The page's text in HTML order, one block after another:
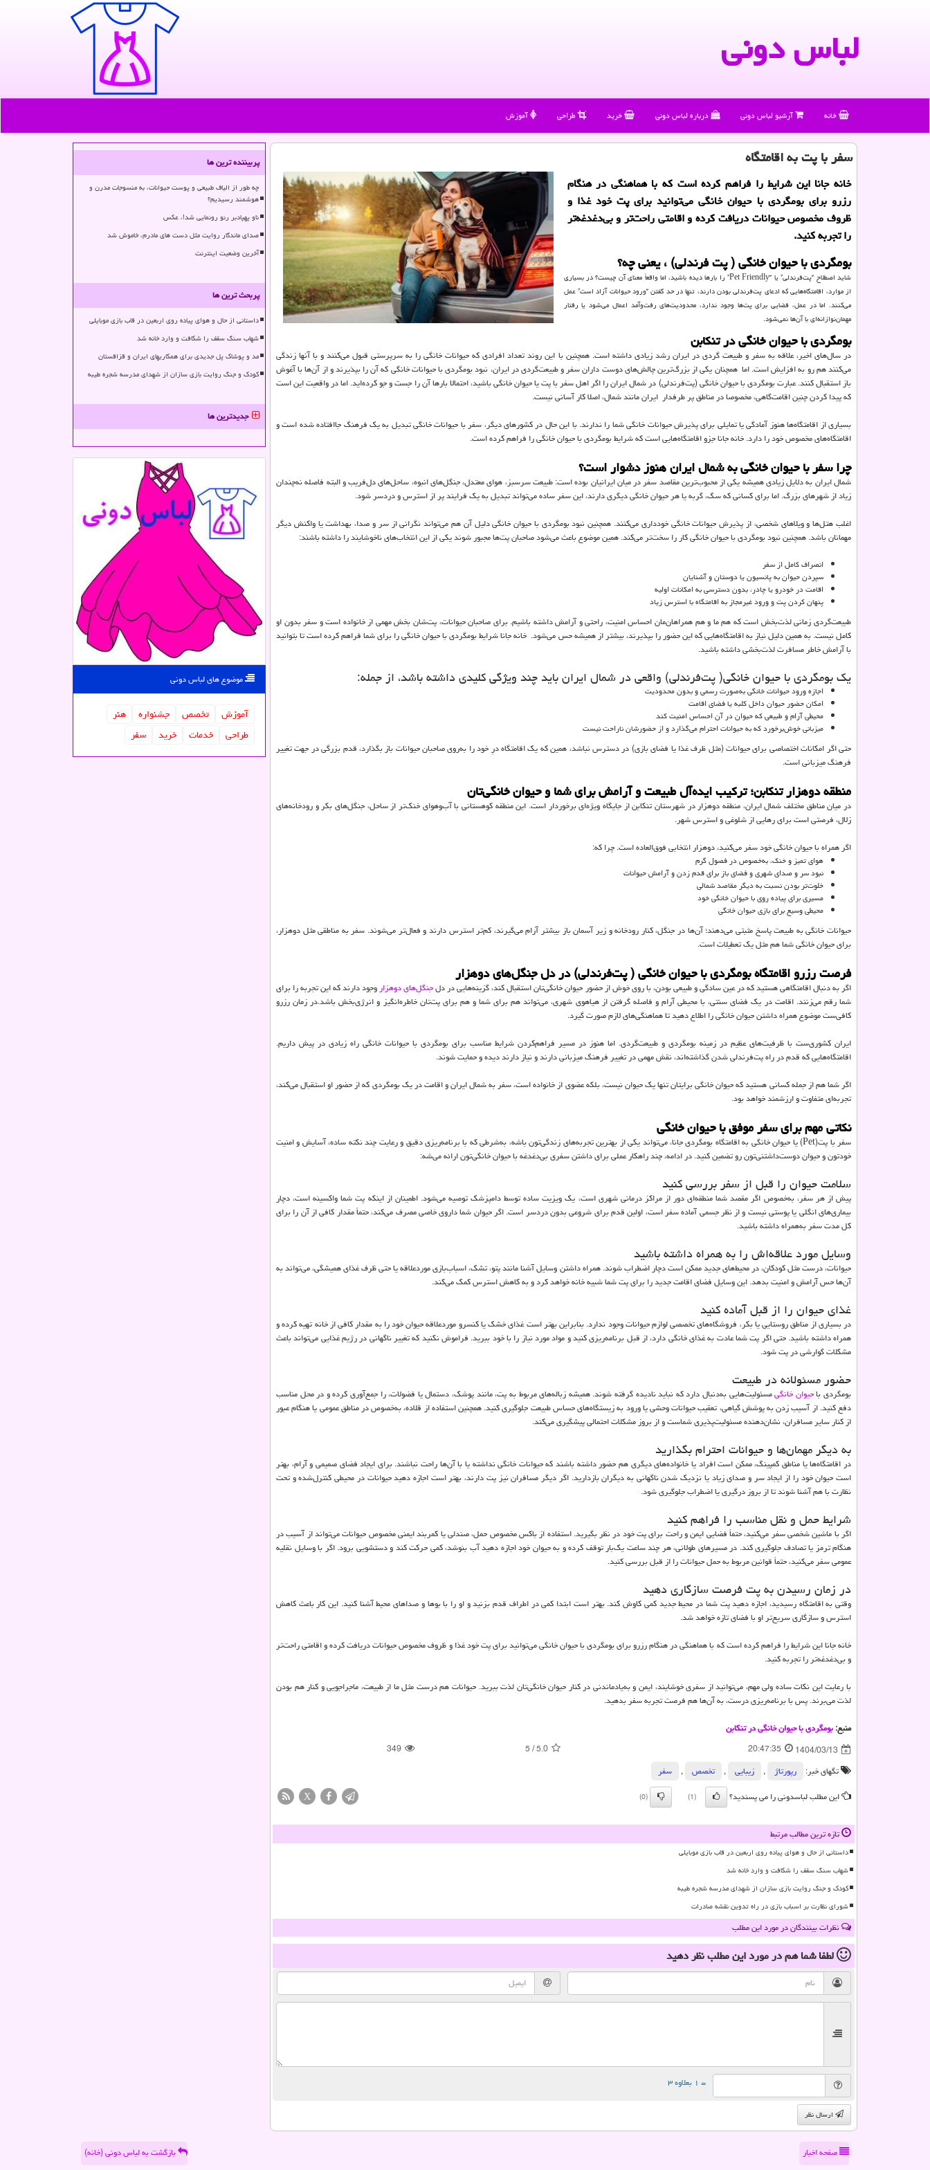
لباس دونی
خانه آرشیو لباس دونی درباره لباس دونی خرید طراحی آموزش
سفر با پت به اقامتگاه
خانه جانا این شرایط را فراهم کرده است که با هماهنگی در هنگام
رزرو برای بومگردی با حیوان خانگی می‌توانید برای پت خود غذا و
ظروف مخصوص حیوانات دریافت کرده و اقامتی راحت‌تر و بی‌دغدغه‌تر
را تجربه کنید.
بومگردی با حیوان خانگی ( پت فرندلی) ، یعنی چه؟
شاید اصطلاح “پت‌فرندلی” یا “Pet Friendly” را بارها دیده باشید، اما واقعاً معنای آن چیست؟ در بسیاری
از موارد، اقامتگاه‌هایی که ادعای پت‌فرندلی بودن دارند، تنها در حد گفتن “ورود حیوانات آزاد است” عمل
می‌کنند. اما در عمل، فضایی برای پت‌ها وجود ندارد، محدودیت‌های رفت‌وآمد اعمال می‌شود یا رفتار
مهمان‌نوازانه‌ای با آن‌ها نمی‌شود.
بومگردی با حیوان خانگی در تنکابن
در سال‌های اخیر، علاقه به سفر و طبیعت گردی در ایران رشد زیادی داشته است. همچنین با این روند تعداد افرادی که حیوانات خانگی را به سرپرستی قبول می‌کنند و با آنها زندگی
می‌کنند هم رو به افزایش است. اما همچنان یکی از بزرگ‌ترین چالش‌های دوست داران سفر و طبیعت‌گردی در ایران، نبود بومگردی با حیوانات خانگی که آن را بپذیرند و از آن‌ها با آغوش
باز استقبال کنند. عبارت بومگردی با حیوان خانگی (پت‌فرندلی) در شمال ایران را اگر اهل سفر با پت یا حیوان خانگی باشید، احتمالا بارها آن را جست و جو کرده‌اید. اما در واقعیت این است
که پیدا کردن چنین اقامت‌گاهی، مخصوصا در مناطق پر طرفدار ایران مانند شمال، اصلا کار آسانی نیست.
بسیاری از اقامتگاه‌ها هنوز آمادگی یا تمایلی برای پذیرش حیوانات خانگی شما را ندارند. با این حال در کشورهای دیگر، سفر با حیوانات خانگی تبدیل به یک فرهنگ جاافتاده شده است و
اقامتگاه‌های مخصوص خود را دارد. خانه جانا جزو اقامتگاه‌هایی است که شرایط بومگردی با حیوان خانگی را فراهم کرده است.
چرا سفر با حیوان خانگی به شمال ایران هنوز دشوار است؟
شمال ایران به دلایل زیادی همیشه یکی از محبوب‌ترین مقاصد سفر در میان ایرانیان بوده است: طبیعت سرسبز، هوای معتدل، جنگل‌های انبوه، ساحل‌های دل‌فریب و البته فاصله نه‌چندان
زیاد از شهرهای بزرگ. اما برای کسانی که سگ، گربه یا هر حیوان خانگی دیگری دارند، این سفر ساده می‌تواند تبدیل به یک فرایند پر از استرس و دردسر شود.
اغلب هتل‌ها و ویلاهای شخصی، از پذیرش حیوانات خانگی خودداری می‌کنند. همچنین نبود بومگردی با حیوان خانگی دلیل آن هم می‌تواند نگرانی از سر و صدا، بهداشت یا واکنش دیگر
مهمانان باشد. همچنین نبود بومگردی با حیوان خانگی کار را سخت‌تر می‌کند. همین موضوع باعث می‌شود صاحبان پت‌ها مجبور شوند یکی از این انتخاب‌های ناخوشایند را داشته باشند:
انصراف کامل از سفر
سپردن حیوان به پانسیون یا دوستان و آشنایان
اقامت در خودرو یا چادر، بدون دسترسی به امکانات اولیه
پنهان کردن پت و ورود غیرمجاز به اقامتگاه با استرس زیاد
طبیعت‌گردی زمانی لذت‌بخش است که هم ما و هم همراهان‌مان احساس امنیت، راحتی و آرامش داشته باشیم. برای صاحبان حیوانات، پت‌شان بخش مهمی از خانواده است و سفر بدون او
کامل نیست. به همین دلیل نیاز به اقامتگاه‌هایی که این حضور را بپذیرند، بیشتر از همیشه حس می‌شود. خانه جانا شرایط بومگردی با حیوان خانگی را برای شما فراهم کرده است تا بتوانید
با آرامش خاطر مسافرت لذت‌بخشی داشته باشید.
یک بومگردی با حیوان خانگی( پت‌فرندلی) واقعی در شمال ایران باید چند ویژگی کلیدی داشته باشد، از جمله:
اجازه ورود حیوانات خانگی به‌صورت رسمی و بدون محدودیت
امکان حضور حیوان داخل کلبه یا فضای اقامت
محیطی آرام و طبیعی که حیوان در آن احساس امنیت کند
میزبانی خوش‌برخورد که به حیوانات احترام می‌گذارد و از حضورشان ناراحت نیست
حتی اگر امکانات اختصاصی برای حیوانات (مثل ظرف غذا یا فضای بازی) در دسترس نباشد، همین که یک اقامتگاه درِ خود را به‌روی صاحبان حیوانات باز بگذارد، قدم بزرگی در جهت تغییر
فرهنگ میزبانی است.
منطقه دوهزار تنکابن؛ ترکیب ایده‌آل طبیعت و آرامش برای شما و حیوان خانگی‌تان
در میان مناطق مختلف شمال ایران، منطقه دوهزار در شهرستان تنکابن از جایگاه ویژه‌ای برخوردار است. این منطقه کوهستانی با آب‌وهوای خنک‌تر از ساحل، جنگل‌های بکر و رودخانه‌های
زلال، فرصتی است برای رهایی از شلوغی و استرس شهر.
اگر همراه با حیوان خانگی خود سفر می‌کنید، دوهزار انتخابی فوق‌العاده است. چرا که:
هوای تمیز و خنک، به‌خصوص در فصول گرم
نبود سر و صدای شهری و فضای باز برای قدم زدن و آرامش حیوانات
خلوت‌تر بودن نسبت به دیگر مقاصد شمالی
مسیری برای پیاده روی با حیوان خانگی خود
محیطی وسیع برای بازی حیوان خانگی
حیوانات خانگی به طبیعت پاسخ مثبتی می‌دهند؛ آن‌ها در جنگل، کنار رودخانه و زیر آسمان باز بیشتر آرام می‌گیرند، کم‌تر استرس دارند و فعال‌تر می‌شوند. سفر به مناطقی مثل دوهزار،
برای حیوان خانگی شما هم مثل یک تعطیلات است.
فرصت رزرو اقامتگاه بومگردی با حیوان خانگی ( پت‌فرندلی) در دل جنگل‌های دوهزار
اگر به دنبال اقامتگاهی هستید که در عین سادگی و طبیعی بودن، با روی خوش از حضور حیوان خانگی‌تان استقبال کند، گزینه‌هایی در دلجنگل‌های دوهزاروجود دارند که این تجربه را برای
شما رقم می‌زنند. اقامت در یک فضای سنتی، با محیطی آرام و فاصله گرفتن از هیاهوی شهری، می‌تواند هم برای شما و هم برای پت‌تان خاطره‌انگیز و انرژی‌بخش باشد.در زمان رزرو
کافی‌ست موضوع همراه داشتن حیوان خانگی را اطلاع دهید تا هماهنگی‌های لازم صورت گیرد.
ایران کشوری‌ست با ظرفیت‌های عظیم در زمینه بومگردی و طبیعت‌گردی. اما هنوز در مسیر فراهم‌کردن شرایط مناسب برای بومگردی با حیوانات خانگی راه زیادی در پیش داریم.
اقامتگاه‌هایی که قدم در راه پت‌فرندلی شدن گذاشته‌اند، نقش مهمی در تغییر فرهنگ میزبانی دارند و نیاز دارند دیده و حمایت شوند.
اگر شما هم از جمله کسانی هستید که حیوان خانگی برایتان تنها یک حیوان نیست، بلکه عضوی از خانواده است، سفر به شمال ایران و اقامت در یک بومگردی که از حضور او استقبال می‌کند،
تجربه‌ای متفاوت و ارزشمند خواهد بود.
نکاتی مهم برای سفر موفق با حیوان خانگی
سفر با پت(Pet) یا حیوان خانگی به اقامتگاه بومگردی جانا، می‌تواند یکی از بهترین تجربه‌های زندگی‌تون باشه، به‌شرطی که با برنامه‌ریزی دقیق و رعایت چند نکته ساده، آسایش و امنیت
خودتون و حیوان دوست‌داشتنی‌تون رو تضمین کنید. در ادامه، چند راهکار عملی برای داشتن سفری بی‌دغدغه با حیوان خانگی‌تون ارائه می‌شه:
سلامت حیوان را قبل از سفر بررسی کنید
پیش از هر سفر، به‌خصوص اگر مقصد شما منطقه‌ای دور از مراکز درمانی شهری است، یک ویزیت ساده توسط دامپزشک توصیه می‌شود. اطمینان از اینکه پت شما واکسینه است، دچار
بیماری‌های انگلی یا پوستی نیست و از نظر جسمی آماده سفر است، اولین قدم برای شروعی بدون دردسر است. اگر حیوان شما داروی خاصی مصرف می‌کند، حتماً مقدار کافی از آن را برای
کل مدت سفر به‌همراه داشته باشید.
وسایل مورد علاقه‌اش را به همراه داشته باشید
حیوانات، درست مثل کودکان، در محیط‌های جدید ممکن است دچار اضطراب شوند. همراه داشتن وسایل آشنا مانند پتو، تشک، اسباب‌بازی موردعلاقه یا حتی ظرف غذای همیشگی، می‌تواند به
آن‌ها حس آرامش و امنیت بدهد. این وسایل فضای اقامت جدید را برای پت شما شبیه خانه خواهد کرد و به کاهش استرس کمک می‌کند.
غذای حیوان را از قبل آماده کنید
در بسیاری از مناطق روستایی یا بکر، فروشگاه‌های تخصصی لوازم حیوانات وجود ندارد. بنابراین بهتر است غذای خشک یا کنسرو موردعلاقه حیوان خود را به مقدار کافی از خانه تهیه کرده و
همراه داشته باشید. حتی اگر پت شما عادت به غذای خانگی دارد، از قبل برنامه‌ریزی کنید و مواد مورد نیاز را با خود ببرید. فراموش نکنید که تغییر ناگهانی در رژیم غذایی می‌تواند باعث
مشکلات گوارشی در پت شود.
حضور مسئولانه در طبیعت
بومگردی باحیوان خانگیمسئولیت‌هایی به‌دنبال دارد که نباید نادیده گرفته شوند. همیشه زباله‌های مربوط به پت، مانند پوشک، دستمال یا فضولات، را جمع‌آوری کرده و در محل مناسب
دفع کنید. از آسیب زدن به پوشش گیاهی، تعقیب حیوانات وحشی یا ورود به زیستگاه‌های حساس طبیعت جلوگیری کنید. همچنین استفاده از قلاده، به‌خصوص در مناطق عمومی یا هنگام عبور
از کنار سایر مسافران، نشان‌دهنده مسئولیت‌پذیری شماست و از بروز مشکلات احتمالی پیشگیری می‌کند.
به دیگر مهمان‌ها و حیوانات احترام بگذارید
در اقامتگاه‌ها یا مناطق کمپینگ، ممکن است افراد یا خانواده‌های دیگری هم حضور داشته باشند که حیوانات خانگی نداشته یا با آن‌ها راحت نباشند. برای ایجاد فضای صمیمی و آرام، بهتر
است حیوان خود را از ایجاد سر و صدای زیاد یا نزدیک شدن ناگهانی به دیگران بازدارید. اگر دیگر مسافران نیز پت دارند، بهتر است اجازه دهید حیوانات در محیطی کنترل‌شده و تحت
نظارت با هم آشنا شوند تا از بروز درگیری یا اضطراب جلوگیری شود.
شرایط حمل و نقل مناسب را فراهم کنید
اگر با ماشین شخصی سفر می‌کنید، حتماً فضایی ایمن و راحت برای پت خود در نظر بگیرید. استفاده از باکس مخصوص حمل، صندلی یا کمربند ایمنی مخصوص حیوانات می‌تواند از آسیب در
هنگام ترمز یا تصادف جلوگیری کند. در مسیرهای طولانی، هر چند ساعت یک‌بار توقف کرده و به حیوان خود اجازه دهید آب بنوشد، کمی حرکت کند و دستشویی برود. اگر با وسایل نقلیه
عمومی سفر می‌کنید، حتماً قوانین مربوط به حمل حیوانات را از قبل بررسی کنید.
در زمان رسیدن به پت فرصت سازگاری دهید
وقتی به اقامتگاه رسیدید، اجازه دهید پت شما در محیط جدید کمی کاوش کند. بهتر است ابتدا کمی در اطراف قدم بزنید و او را با بوها و صداهای محیط آشنا کنید. این کار باعث کاهش
استرس و سازگاری سریع‌تر او با فضای تازه خواهد شد.
خانه جانا این شرایط را فراهم کرده است که با هماهنگی در هنگام رزرو برای بومگردی با حیوان خانگی می‌توانید برای پت خود غذا و ظروف مخصوص حیوانات دریافت کرده و اقامتی راحت‌تر
و بی‌دغدغه‌تر را تجربه کنید.
با رعایت این نکات ساده ولی مهم، می‌توانید از سفری خوشایند، ایمن و به‌یادماندنی در کنار حیوان خانگی‌تان لذت ببرید. حیوانات هم درست مثل ما از طبیعت، ماجراجویی و کنار هم بودن
لذت می‌برند. پس با برنامه‌ریزی درست، به آن‌ها هم فرصت تجربه سفر بدهید.
منبع:بومگردی با حیوان خانگی در تنکابن
1404/03/13
20:47:35
5.0
/
5
349
تگهای خبر:
رپورتاژ , زیبایی , تخصص ,
سفر
این مطلب لباسدونی را می پسندید؟
(1)
(0)
X
تازه ترین مطالب مرتبط
داستانی از حال و هوای پیاده روی اربعین در قاب بازی موبایلی
شهاب سنگ سقف را شکافت و وارد خانه شد
کودک و جنگ روایت بازی سازان از شهدای مدرسه شجره طیبه
شورای نظارت بر اسباب بازی در راه تدوین نقشه صادرات
نظرات بینندگان در مورد این مطلب
لطفا شما همدر مورد این مطلبنظر دهید
= ۱ بعلاوه ۳
ارسال نظر
پربیننده ترین ها
چه طور از الیاف طبیعی و پوست حیوانات، به منسوجات مدرن و
هوشمند رسیدیم؟
ناو پهپادبر رنو رونمایی شد!، عکس
صدای ماندگار روایت مثل دست های مادرم، خاموش شد
آخرین وضعیت اینترنت
پربحث ترین ها
داستانی از حال و هوای پیاده روی اربعین در قاب بازی موبایلی
شهاب سنگ سقف را شکافت و وارد خانه شد
مد و پوشاک پل جدیدی برای همکاریهای ایران و قزاقستان
کودک و جنگ روایت بازی سازان از شهدای مدرسه شجره طیبه
جدیدترین ها
موضوع های لباس دونی
آموزش تخصص جشنواره
هنر
طراحی
خدمات خرید سفر
صفحه اخبار بازگشت به لباس دونی (خانه)